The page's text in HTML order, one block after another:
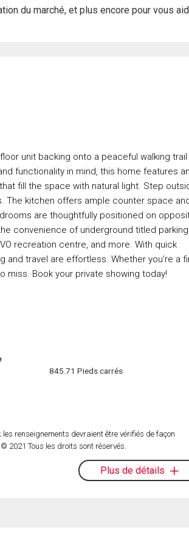
du marché, et plus encore pour vous
unit backing onto a peaceful walking trail
functionality in mind, this home features
fill the space with natural light. Step
The kitchen offers ample counter space
are thoughtfully positioned on
convenience of underground titled parking
recreation centre, and more. With quick
and travel are effortless. Whether you’re a
miss. Book your private showing today!
845.71 Pieds carrés
renseignements devraient être vérifiés de façon
2021 Tous les droits sont réservés.
Plus de détails